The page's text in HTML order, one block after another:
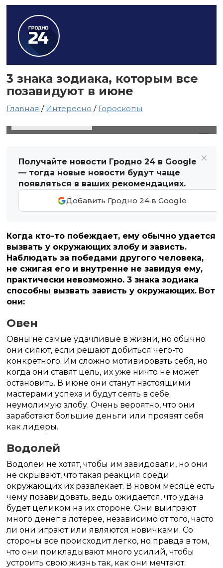
3 знака зодиака, которым все
позавидуют в июне
Главная / Интересно / Гороскопы
Получайте новости Гродно 24 в Google
— тогда новые новости будут чаще
появляться в ваших рекомендациях.
Добавить Гродно 24 в Google
Когда кто-то побеждает, ему обычно удается
вызвать у окружающих злобу и зависть.
Наблюдать за победами другого человека,
не сжигая его и внутренне не завидуя ему,
практически невозможно. 3 знака зодиака
способны вызвать зависть у окружающих. Вот
они:
Овен
Овны не самые удачливые в жизни, но обычно
они сияют, если решают добиться чего-то
конкретного. Им сложно мотивировать себя, но
когда они ставят цель, их уже ничто не может
остановить. В июне они станут настоящими
мастерами успеха и будут сеять в себе
неумолимую злобу. Очень вероятно, что они
заработают большие деньги или проявят себя
как лидеры.
Водолей
Водолеи не хотят, чтобы им завидовали, но они
не скрывают, что такая реакция среди
окружающих их развлекает. В новом месяце есть
чему позавидовать, ведь ожидается, что удача
будет целиком на их стороне. Они выиграют
много денег в лотерее, независимо от того, часто
ли они играют или являются новичками. Со
стороны все происходит легко, но правда в том,
что они прикладывают много усилий, чтобы
устроить свою жизнь так, как они мечтают.